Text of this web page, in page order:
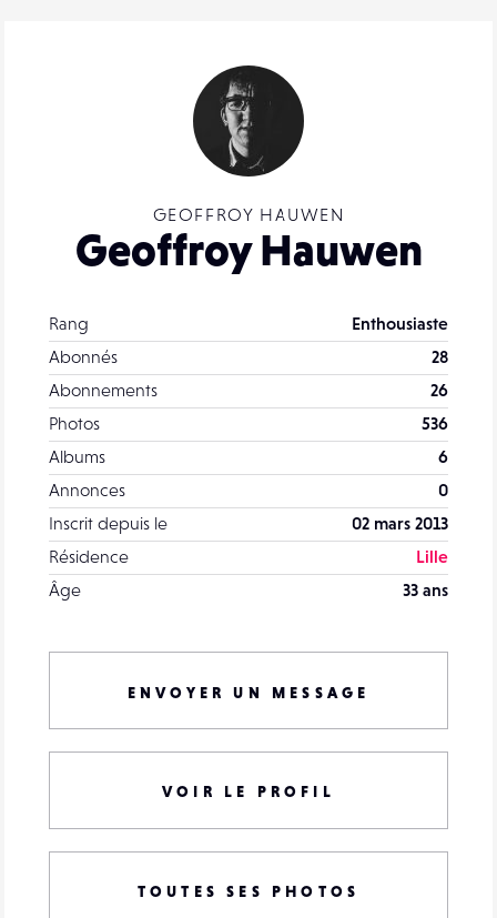
GEOFFROY HAUWEN
Geoffroy Hauwen
Rang
Enthousiaste
Abonnés
28
Abonnements
26
Photos
536
Albums
6
Annonces
0
Inscrit depuis le
02 mars 2013
Résidence
Lille
Âge
33 ans
ENVOYER UN MESSAGE
VOIR LE PROFIL
TOUTES SES PHOTOS